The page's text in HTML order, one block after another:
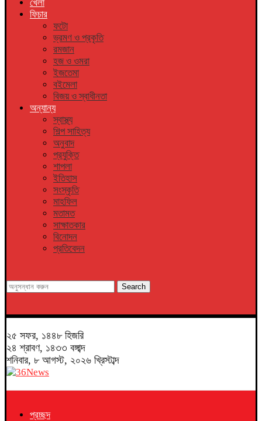
খেলা
ফিচার
ফটো
ভ্রমণ ও প্রকৃতি
রমজান
হজ ও ওমরা
ইজতেমা
বইমেলা
বিজয় ও স্বাধীনতা
অন্যান্য
স্বাস্থ্য
শিল্প সাহিত্য
অনুবাদ
প্রযুক্তি
শাপলা
ইতিহাস
সংস্কৃতি
মাহফিল
মতামত
সাক্ষাতকার
বিনোদন
প্রতিবেদন
Search
২৫ সফর, ১৪৪৮ হিজরি
২৪ শ্রাবণ, ১৪৩৩ বঙ্গাব্দ
শনিবার, ৮ আগস্ট, ২০২৬ খ্রিস্টাব্দ
প্রচ্ছদ